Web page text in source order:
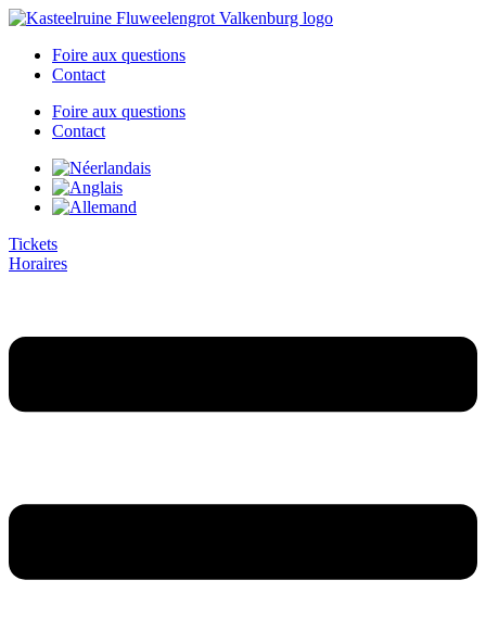
Aller
contenuFoire aux questions
Contact
Foire aux questions
Contact
Tickets
Horaires